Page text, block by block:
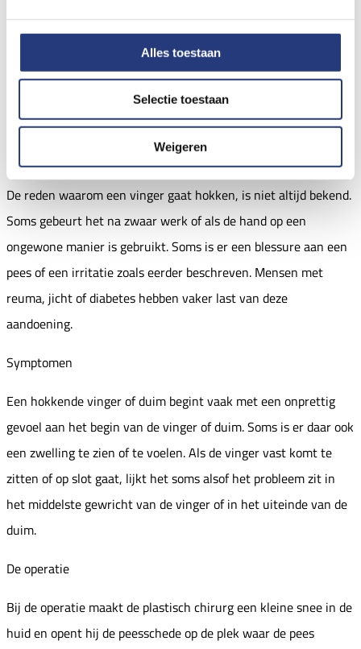
Alles toestaan
Selectie toestaan
Weigeren
gaat ontsteken en zwelt verder op. Dit zorgt voor terugkerende
problemen waarbij de pees iedere keer opnieuw ontstoken
raakt. Soms zit de vinger helemaal vast en kan deze niet meer
gestrekt of gebogen worden.
De reden waarom een vinger gaat hokken, is niet altijd bekend.
Soms gebeurt het na zwaar werk of als de hand op een
ongewone manier is gebruikt. Soms is er een blessure aan een
pees of een irritatie zoals eerder beschreven. Mensen met
reuma, jicht of diabetes hebben vaker last van deze
aandoening.
Symptomen
Een hokkende vinger of duim begint vaak met een onprettig
gevoel aan het begin van de vinger of duim. Soms is er daar ook
een zwelling te zien of te voelen. Als de vinger vast komt te
zitten of op slot gaat, lijkt het soms alsof het probleem zit in
het middelste gewricht van de vinger of in het uiteinde van de
duim.
De operatie
Bij de operatie maakt de plastisch chirurg een kleine snee in de
huid en opent hij de peesschede op de plek waar de pees